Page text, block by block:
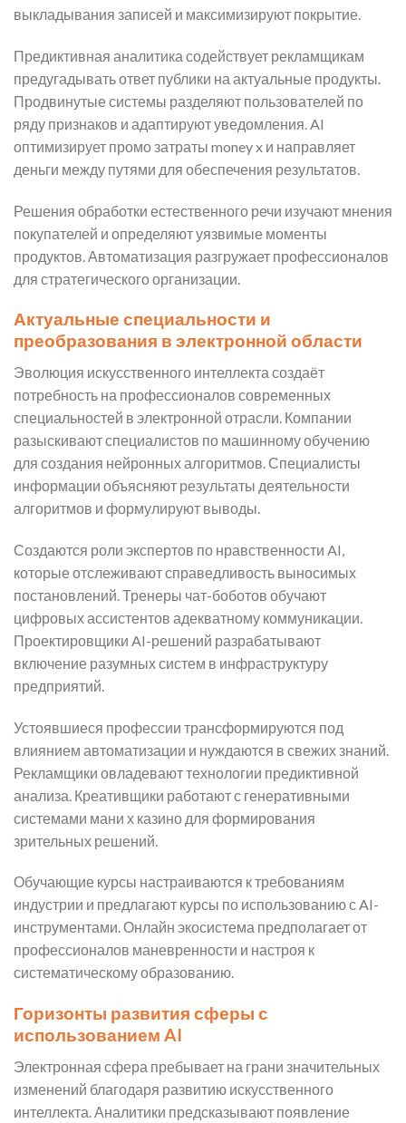
выкладывания записей и максимизируют покрытие.
Предиктивная аналитика содействует рекламщикам
предугадывать ответ публики на актуальные продукты.
Продвинутые системы разделяют пользователей по
ряду признаков и адаптируют уведомления. AI
оптимизирует промо затраты money x и направляет
деньги между путями для обеспечения результатов.
Решения обработки естественного речи изучают мнения
покупателей и определяют уязвимые моменты
продуктов. Автоматизация разгружает профессионалов
для стратегического организации.
Актуальные специальности и
преобразования в электронной области
Эволюция искусственного интеллекта создаёт
потребность на профессионалов современных
специальностей в электронной отрасли. Компании
разыскивают специалистов по машинному обучению
для создания нейронных алгоритмов. Специалисты
информации объясняют результаты деятельности
алгоритмов и формулируют выводы.
Создаются роли экспертов по нравственности AI,
которые отслеживают справедливость выносимых
постановлений. Тренеры чат-боботов обучают
цифровых ассистентов адекватному коммуникации.
Проектировщики AI-решений разрабатывают
включение разумных систем в инфраструктуру
предприятий.
Устоявшиеся профессии трансформируются под
влиянием автоматизации и нуждаются в свежих знаний.
Рекламщики овладевают технологии предиктивной
анализа. Креативщики работают с генеративными
системами мани х казино для формирования
зрительных решений.
Обучающие курсы настраиваются к требованиям
индустрии и предлагают курсы по использованию с AI-
инструментами. Онлайн экосистема предполагает от
профессионалов маневренности и настроя к
систематическому образованию.
Горизонты развития сферы с
использованием AI
Электронная сфера пребывает на грани значительных
изменений благодаря развитию искусственного
интеллекта. Аналитики предсказывают появление